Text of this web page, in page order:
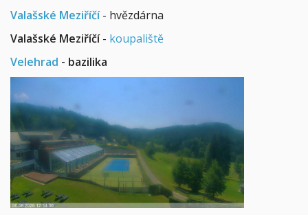
Valašské Meziříčí- hvězdárna
Valašské Meziříčí- koupaliště
Velehrad - bazilika